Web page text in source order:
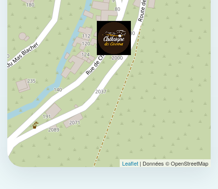
Leaflet | Données © OpenStreetMap